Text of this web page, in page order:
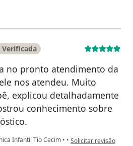
Verificada
no pronto atendimento da
nos atendeu. Muito
explicou detalhadamente
conhecimento sobre
Infantil Tio Cecim • • na opinião do
Solicitar revisão